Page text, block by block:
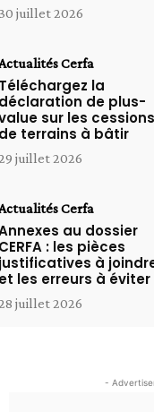
30 juillet 2026
Cerfa
Téléchargez la
déclaration de plus-
sur les cessions
de terrains à bâtir
juillet 2026
Cerfa
au dossier
CERFA : les pièces
justificatives à
et les erreurs à éviter
juillet 2026
-